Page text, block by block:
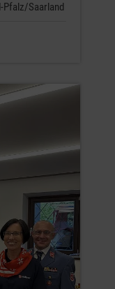
Pfalz/Saarland